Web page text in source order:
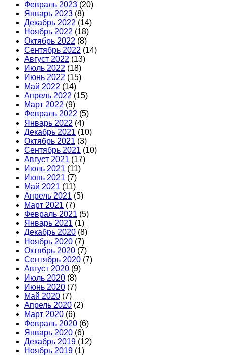
Февраль 2023 (20)
Январь 2023 (8)
Декабрь 2022 (14)
Ноябрь 2022 (18)
Октябрь 2022 (8)
Сентябрь 2022 (14)
Август 2022 (13)
Июль 2022 (18)
Июнь 2022 (15)
Май 2022 (14)
Апрель 2022 (15)
Март 2022 (9)
Февраль 2022 (5)
Январь 2022 (4)
Декабрь 2021 (10)
Октябрь 2021 (3)
Сентябрь 2021 (10)
Август 2021 (17)
Июль 2021 (11)
Июнь 2021 (7)
Май 2021 (11)
Апрель 2021 (5)
Март 2021 (7)
Февраль 2021 (5)
Январь 2021 (1)
Декабрь 2020 (8)
Ноябрь 2020 (7)
Октябрь 2020 (7)
Сентябрь 2020 (7)
Август 2020 (9)
Июль 2020 (8)
Июнь 2020 (7)
Май 2020 (7)
Апрель 2020 (2)
Март 2020 (6)
Февраль 2020 (6)
Январь 2020 (6)
Декабрь 2019 (12)
Ноябрь 2019 (1)